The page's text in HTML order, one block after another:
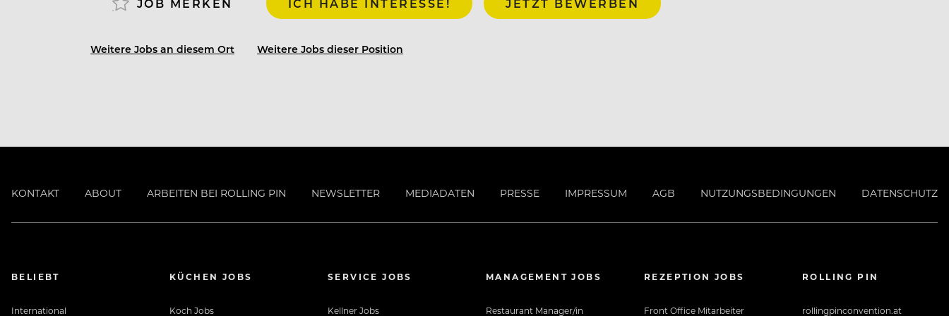
JOB MERKEN ICH HABE INTERESSE! JETZT BEWERBEN
Weitere Jobs an diesem Ort Weitere Jobs dieser Position
KONTAKT ABOUT ARBEITEN BEI ROLLING PIN NEWSLETTER MEDIADATEN PRESSE IMPRESSUM AGB NUTZUNGSBEDINGUNGEN DATENSCHUTZ
BELIEBT
International
KÜCHEN JOBS
Koch Jobs
SERVICE JOBS
Kellner Jobs
MANAGEMENT JOBS
Restaurant Manager/in
REZEPTION JOBS
Front Office Mitarbeiter
ROLLING PIN
rollingpinconvention.at